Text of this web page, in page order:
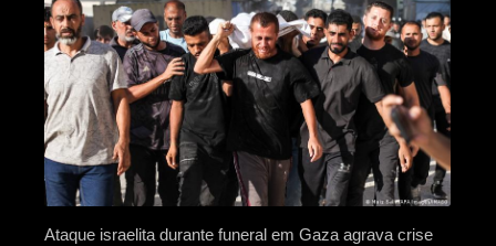
Ataque israelita durante funeral em Gaza agrava crise